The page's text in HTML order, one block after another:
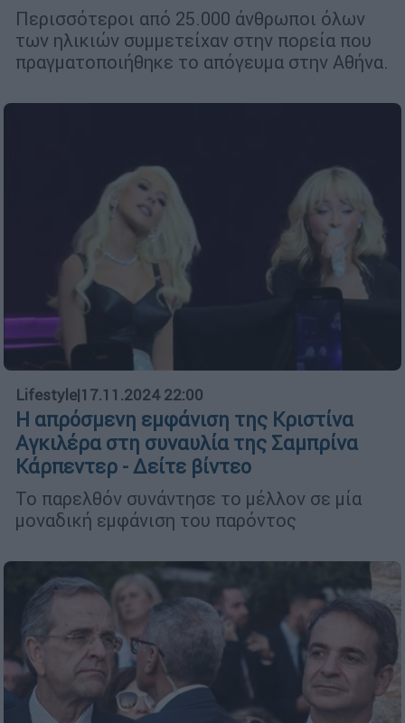
Περισσότεροι από 25.000 άνθρωποι όλων
των ηλικιών συμμετείχαν στην πορεία που
πραγματοποιήθηκε το απόγευμα στην Αθήνα.
Lifestyle|17.11.2024 22:00
Η απρόσμενη εμφάνιση της Κριστίνα
Αγκιλέρα στη συναυλία της Σαμπρίνα
Κάρπεντερ - Δείτε βίντεο
Το παρελθόν συνάντησε το μέλλον σε μία
μοναδική εμφάνιση του παρόντος